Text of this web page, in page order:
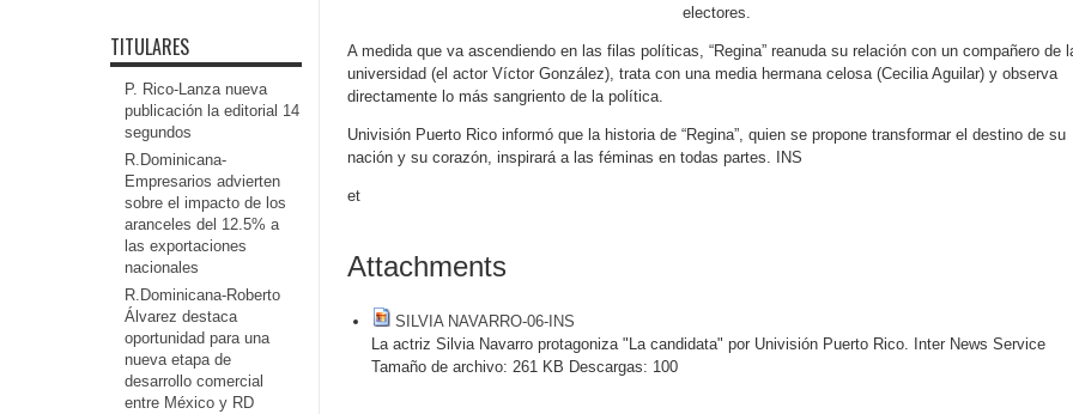
electores.
A medida que va ascendiendo en las filas políticas, “Regina” reanuda su relación con un compañero de
universidad (el actor Víctor González), trata con una media hermana celosa (Cecilia Aguilar) y observa
directamente lo más sangriento de la política.
Univisión Puerto Rico informó que la historia de “Regina”, quien se propone transformar el destino de su
nación y su corazón, inspirará a las féminas en todas partes. INS
et
Attachments
SILVIA NAVARRO-06-INS
La actriz Silvia Navarro protagoniza "La candidata" por Univisión Puerto Rico. Inter News Service
Tamaño de archivo: 261 KB Descargas: 100
TITULARES
P. Rico-Lanza nueva
publicación la editorial 14
segundos
R.Dominicana-
Empresarios advierten
sobre el impacto de los
aranceles del 12.5% a
las exportaciones
nacionales
R.Dominicana-Roberto
Álvarez destaca
oportunidad para una
nueva etapa de
desarrollo comercial
entre México y RD